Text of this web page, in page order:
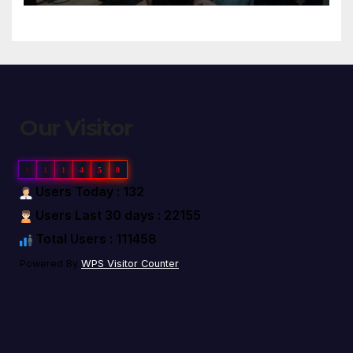
1 1 1 4 5 8
Users Today : 132
Users Last 30 days : 22155
Total Users : 111458
Powered By WPS Visitor Counter